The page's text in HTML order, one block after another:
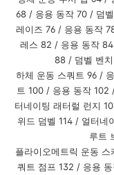
68 / 응용 동작 70 / 덤
레이즈 76 / 응용 동작
레스 82 / 응용 동작
88 / 덤벨 벤
하체 운동 스쿼트 96 /
트 100 / 응용 동작 102
터네이팅 래터럴 런지
위드 덤벨 114 / 얼터네
루트
플라이오메트릭 운동 스
쿼트 점프 132 / 응용